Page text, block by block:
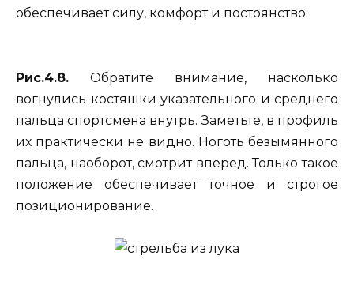
обеспечивает силу, комфорт и постоянство.
Рис.4.8. Обратите внимание, насколько
вогнулись костяшки указательного и среднего
пальца спортсмена внутрь. Заметьте, в профиль
их практически не видно. Ноготь безымянного
пальца, наоборот, смотрит вперед. Только такое
положение обеспечивает точное и строгое
позиционирование.